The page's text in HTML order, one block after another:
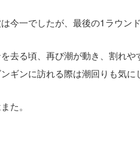
今一でしたが、最後の1ラウン
去る頃、再び潮が動き、割れや
ギンに訪れる際は潮回りも気に
た。